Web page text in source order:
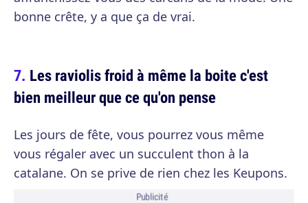
bonne crête, y a que ça de vrai.
Les raviolis froid à même la boite c'est
bien meilleur que ce qu'on pense
Les jours de fête, vous pourrez vous même
vous régaler avec un succulent thon à la
catalane. On se prive de rien chez les Keupons.
Publicité